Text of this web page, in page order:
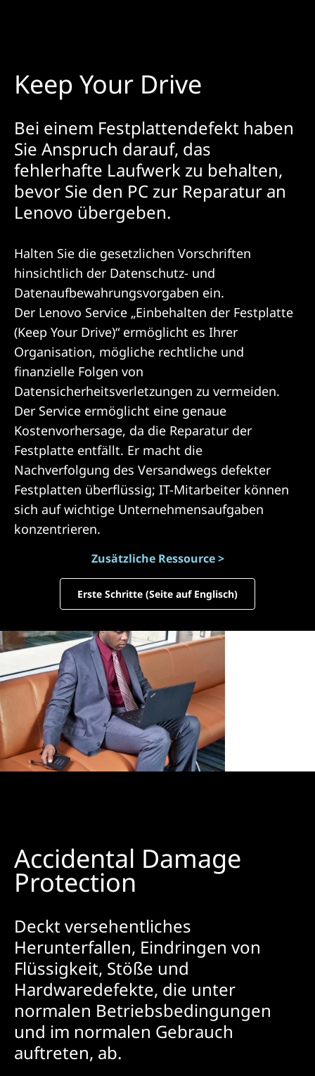
Keep Your Drive
Bei einem Festplattendefekt haben
Sie Anspruch darauf, das
fehlerhafte Laufwerk zu behalten,
bevor Sie den PC zur Reparatur an
Lenovo übergeben.
Halten Sie die gesetzlichen Vorschriften
hinsichtlich der Datenschutz- und
Datenaufbewahrungsvorgaben ein.
Der Lenovo Service „Einbehalten der Festplatte
(Keep Your Drive)“ ermöglicht es Ihrer
Organisation, mögliche rechtliche und
finanzielle Folgen von
Datensicherheitsverletzungen zu vermeiden.
Der Service ermöglicht eine genaue
Kostenvorhersage, da die Reparatur der
Festplatte entfällt. Er macht die
Nachverfolgung des Versandwegs defekter
Festplatten überflüssig; IT-Mitarbeiter können
sich auf wichtige Unternehmensaufgaben
konzentrieren.
Zusätzliche Ressource >
Erste Schritte (Seite auf Englisch)
Accidental Damage
Protection
Deckt versehentliches
Herunterfallen, Eindringen von
Flüssigkeit, Stöße und
Hardwaredefekte, die unter
normalen Betriebsbedingungen
und im normalen Gebrauch
auftreten, ab.